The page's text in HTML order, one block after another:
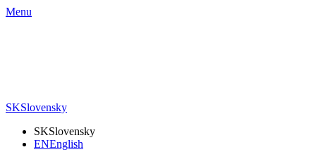
Menu
SKSlovensky
SKSlovensky
ENEnglish